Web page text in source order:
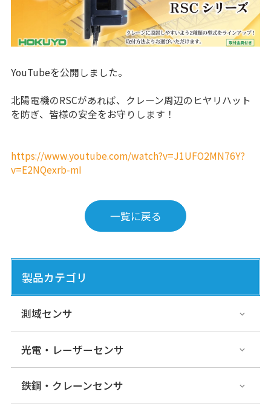
YouTubeを公開しました。
北陽電機のRSCがあれば、クレーン周辺のヒヤリハット
を防ぎ、皆様の安全をお守りします！
https://www.youtube.com/watch?v=J1UFO2MN76Y?
v=E2NQexrb-mI
一覧に戻る
製品カテゴリ
測域センサ
光電・レーザーセンサ
鉄鋼・クレーンセンサ